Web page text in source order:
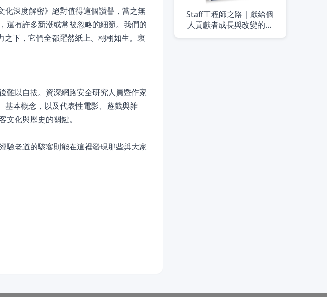
化深度解密》絕對值得這個讚譽，當之無
還有許多新潮或常被忽略的細節。我們的
下，它們全都躍然紙上、栩栩如生。衷
難以自拔。資深網路安全研究人員暨作家
基本概念，以及代表性電影、遊戲與雜
化與歷史的關鍵。
驗老道的駭客則能在這裡發現那些與大家
Staff工程師之路｜獻給個
人貢獻者成長與改變的導
航指南